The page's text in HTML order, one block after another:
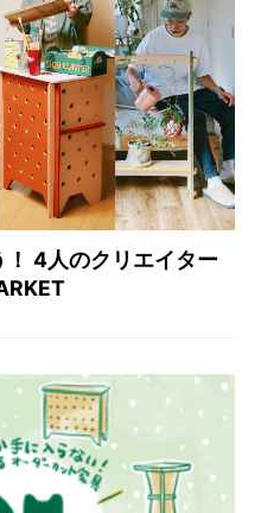
！ 4人のクリエイター